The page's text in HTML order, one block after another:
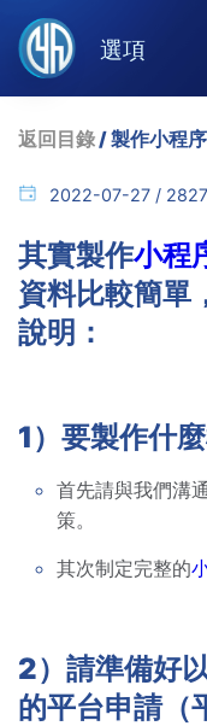
選項
返回目錄/ 製作小程
2022-07-27 / 2827
其實製作小程
資料比較簡單
說明：
1）要製作什
首先請與我們溝
策。
其次制定完整的
2）請準備好
的平台申請（